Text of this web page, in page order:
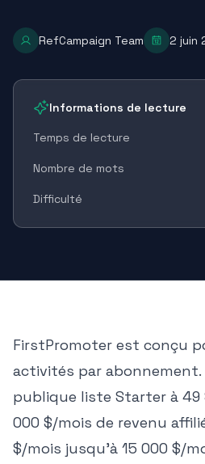
RefCampaign Team 2 juin
Informations de lecture
Temps de lecture
Nombre de mots
Difficulté
FirstPromoter est conçu
activités par abonnement.
publique liste Starter à
000 $/mois de revenu
$/mois jusqu'à 15 000 $/